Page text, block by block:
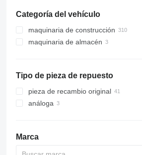
Categoría del vehículo
maquinaria de construcción
excavadoras
extendedoras de asfalto
maquinaria para movimiento de
tierra
bulldozers
motoniveladoras
cargadoras de construcción
cargadoras de ruedas
otra maquinaria de construcción
maquinaria de almacén
Tipo de pieza de repuesto
pieza de recambio original
análoga
Marca